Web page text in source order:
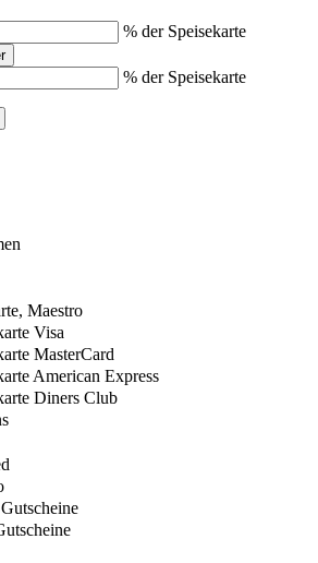
% der Speisekarte
% der Speisekarte
Maestro
Visa
MasterCard
American Express
Diners Club